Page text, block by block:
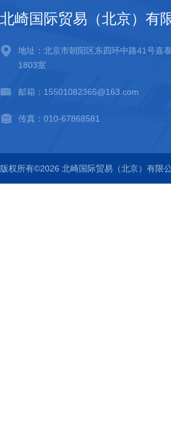
北崎国际贸易（北京）有
地址：北京市朝阳区东四环中路41号嘉
1803室
邮箱：15501082365@163.com
传真：010-67868581
版权所有©2026 北崎国际贸易（北京）有限